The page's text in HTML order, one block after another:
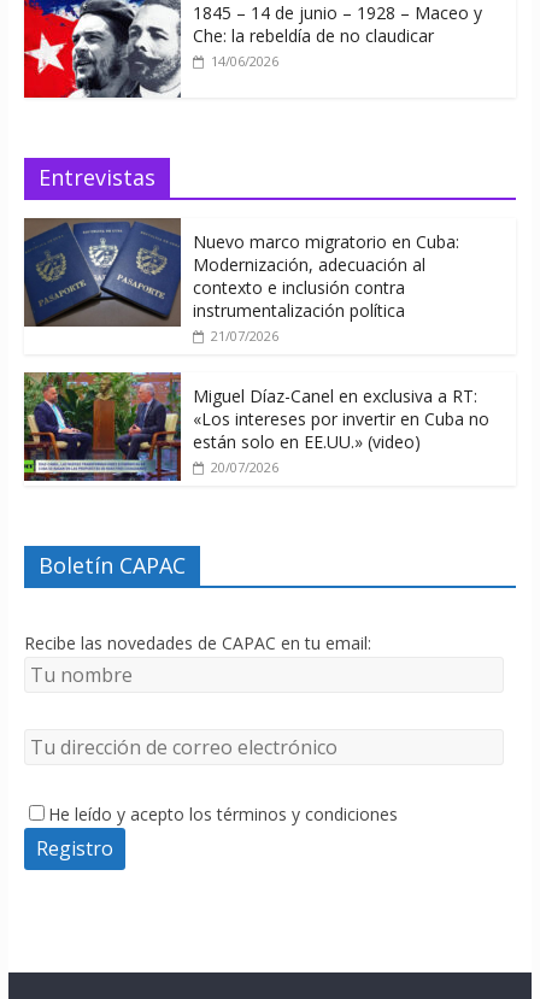
1845 – 14 de junio – 1928 – Maceo y
Che: la rebeldía de no claudicar
14/06/2026
Entrevistas
Nuevo marco migratorio en Cuba:
Modernización, adecuación al
contexto e inclusión contra
instrumentalización política
21/07/2026
Miguel Díaz-Canel en exclusiva a RT:
«Los intereses por invertir en Cuba no
están solo en EE.UU.» (video)
20/07/2026
Boletín CAPAC
Recibe las novedades de CAPAC en tu email:
He leído y acepto los términos y condiciones